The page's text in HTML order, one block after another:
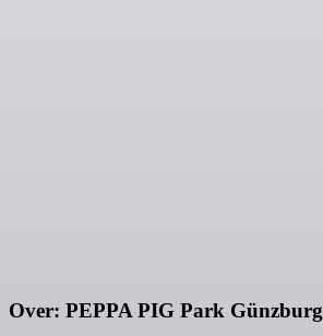
Over: PEPPA PIG Park Günzburg